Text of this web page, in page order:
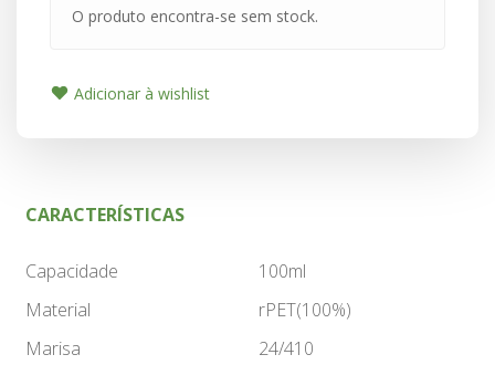
O produto encontra-se sem stock.
Adicionar à wishlist
CARACTERÍSTICAS
Capacidade
100ml
Material
rPET(100%)
Marisa
24/410